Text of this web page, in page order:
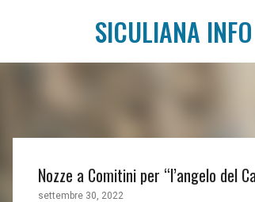
SICULIANA INFO
Nozze a Comitini per “l’angelo del
settembre 30, 2022